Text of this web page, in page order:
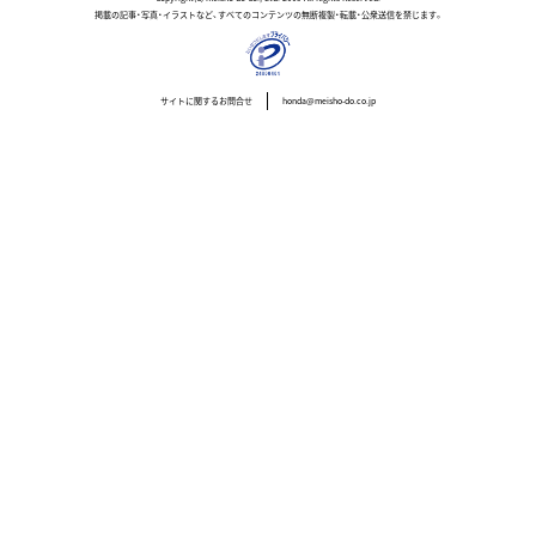
掲載の記事・写真・イラストなど、すべてのコンテンツの無断複製・転載・公衆送信を禁じます。
サイトに関するお問合せ honda@meisho-do.co.jp